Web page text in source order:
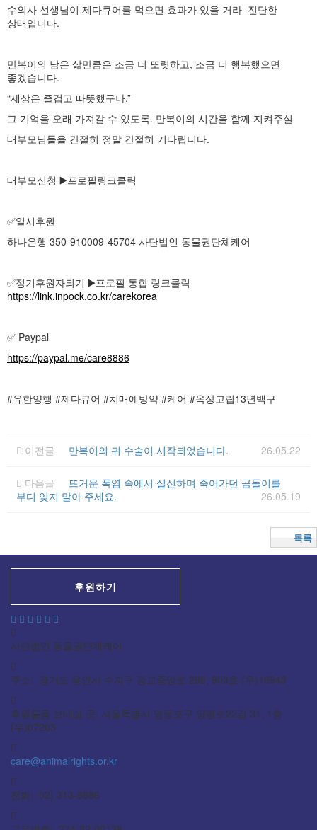
수의사 선생님이 제다큐어를 먹으면 효과가 있을 거라 진단한
상태입니다.
만복이의 남은 삶만큼은 조금 더 또렷하고, 조금 더 행복했으면
좋겠습니다.
“세상은 즐겁고 따뜻했구나.”
그 기억을 오래 가져갈 수 있도록. 만복이의 시간을 함께 지켜주실
대부모님들을 간절히 정말 간절히 기다립니다.
대부모신청 ▶️프로필링크클릭
✅일시후원
하나은행 350-910009-45704 사단법인 동물권단체케어
✅️정기후원자되기 ▶️프로필 통합 링크클릭
https://link.inpock.co.kr/carekorea
✅ Paypal
https://paypal.me/care8886
#유한양행 #제다큐어 #치매예방약 #케어 #옥상고립13년백구
이전글 만복이의 귀 수술이 시작되었습니다. 26.05.22
다음글
뜨거운 폭염 속에서 실신하며 죽어가던 곰돌이를
부디 잊지 말아 주세요.
26.05.19
목록
후원하기
사단법인 동물권단체케어
주소: 경기도 용인시 수지구 광교중앙로 298, 903호 (우)16943
후원물품 보내실 곳: 서울특별시 영등포구 양평로22길 31, 1층
(우)07203
care@animalrights.or.kr
전화: 02) 313-8886